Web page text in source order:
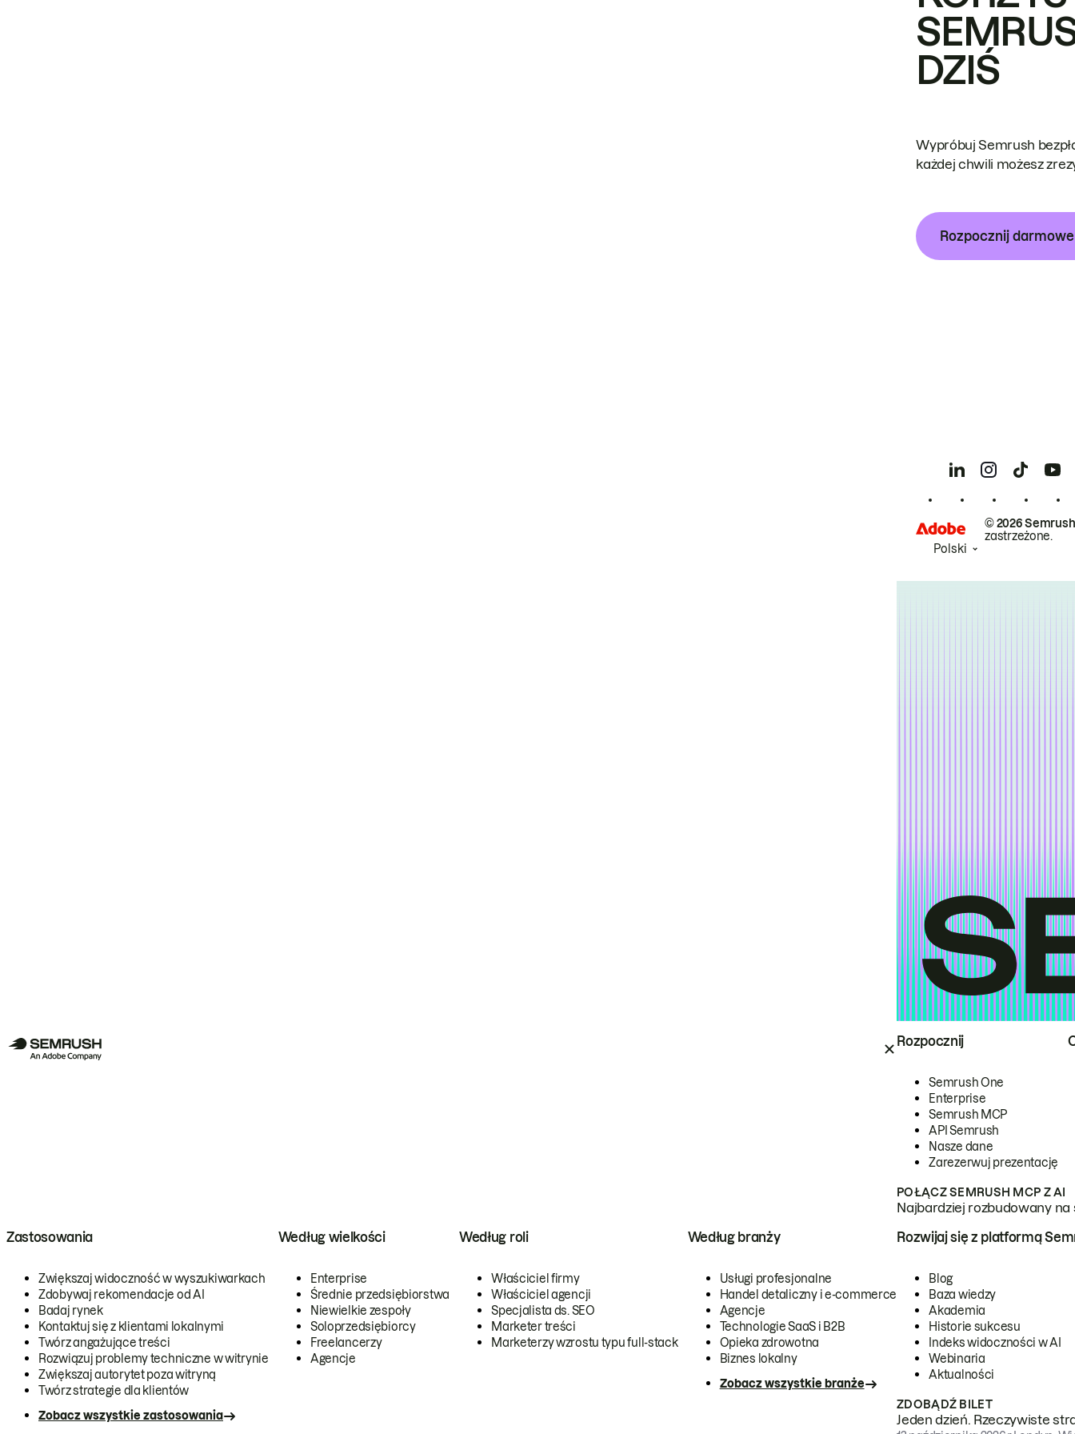
Rozpocznij
Semrush One
Enterprise
Semrush MCP
API Semrush
Nasze dane
Zarezerwuj prezentację
POŁĄCZ SEMRUSH MCP Z AI
Najbardziej rozbudowany
Zastosowania
Zwiększaj widoczność w wyszukiwarkach
Zdobywaj rekomendacje od AI
Badaj rynek
Kontaktuj się z klientami lokalnymi
Twórz angażujące treści
Rozwiązuj problemy techniczne w witrynie
Zwiększaj autorytet poza witryną
Twórz strategie dla klientów
Zobacz wszystkie zastosowania
Według wielkości
Enterprise
Średnie przedsiębiorstwa
Niewielkie zespoły
Soloprzedsiębiorcy
Freelancerzy
Agencje
Według roli
Właściciel firmy
Właściciel agencji
Specjalista ds. SEO
Marketer treści
Marketerzy wzrostu typu full-stack
Według branży
Usługi profesjonalne
Handel detaliczny i e-commerce
Agencje
Technologie SaaS i B2B
Opieka zdrowotna
Biznes lokalny
Zobacz wszystkie branże
Rozwijaj się z platformą
Blog
Baza wiedzy
Akademia
Historie sukcesu
Indeks widoczności w AI
Webinaria
Aktualności
ZDOBĄDŹ BILET
Jeden dzień. Rzeczywiste
DZIŚ
Wypróbuj Semrush
każdej chwili możesz
Rozpocznij
© 2026
zastrzeżone.
Polski